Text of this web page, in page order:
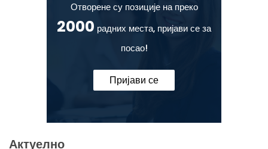
Отворене су позиције на преко
2000 радних места, пријави се за
посао!
Пријави се
Актуелно